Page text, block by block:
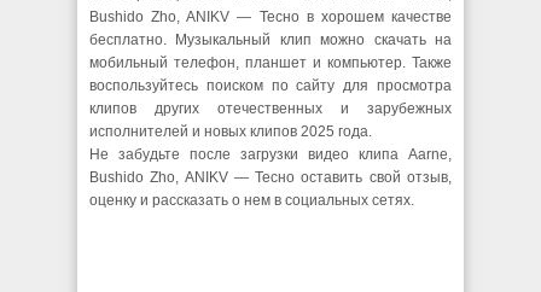
Bushido Zho, ANIKV — Тесно в хорошем качестве
бесплатно. Музыкальный клип можно скачать на
мобильный телефон, планшет и компьютер. Также
воспользуйтесь поиском по сайту для просмотра
клипов других отечественных и зарубежных
исполнителей и новых клипов 2025 года.
Не забудьте после загрузки видео клипа Aarne,
Bushido Zho, ANIKV — Тесно оставить свой отзыв,
оценку и рассказать о нем в социальных сетях.